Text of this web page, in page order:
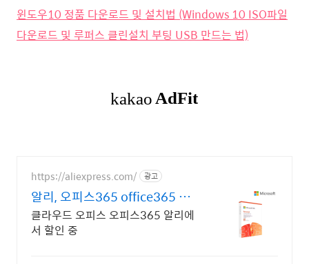
윈도우10 정품 다운로드 및 설치법 (Windows 10 ISO파일
다운로드 및 루퍼스 클린설치 부팅 USB 만드는 법)
https://aliexpress.com/ 광고
알리, 오피스365 office365 알
리에서
클라우드 오피스 오피스365 알리에
서 할인 중